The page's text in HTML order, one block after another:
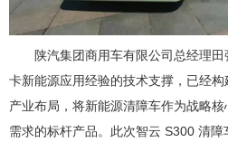
陕汽集团商用车有限公司总经理
卡新能源应用经验的技术支撑，已经
产业布局，将新能源清障车作为战略
需求的标杆产品。此次智云 S300 清